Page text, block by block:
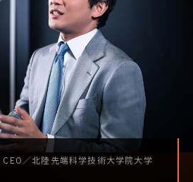
CEO ／北陸先端科学技術大学院大学